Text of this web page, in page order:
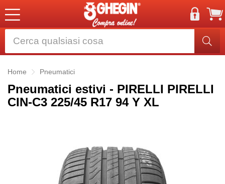
Home Pneumatici
Pneumatici estivi - PIRELLI PIRELLI
CIN-C3 225/45 R17 94 Y XL